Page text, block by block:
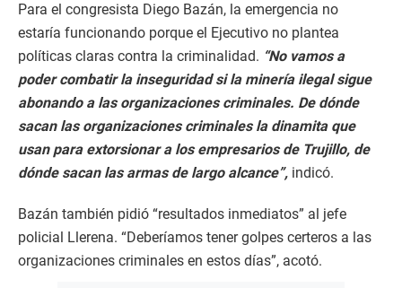
Para el congresista Diego Bazán, la emergencia no
estaría funcionando porque el Ejecutivo no plantea
políticas claras contra la criminalidad. “No vamos a
poder combatir la inseguridad si la minería ilegal sigue
abonando a las organizaciones criminales. De dónde
sacan las organizaciones criminales la dinamita que
usan para extorsionar a los empresarios de Trujillo, de
dónde sacan las armas de largo alcance”, indicó.
Bazán también pidió “resultados inmediatos” al jefe
policial Llerena. “Deberíamos tener golpes certeros a las
organizaciones criminales en estos días”, acotó.